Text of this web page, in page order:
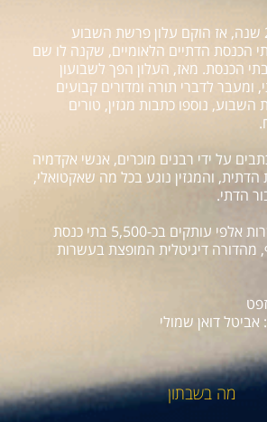
הכל התחיל לפני 25 שנה, אז הוקם עלון פרשת השבוע
הכנסת הדתיים הלאומיים, שקנה לו שם
הכנסת. מאז, העלון הפך לשבועון
ומעבר לדברי תורה ומדורים קבועים
נוספו כתבות מגזין, טורים
על ידי רבנים מוכרים, אנשי אקדמיה
הדתית, והמגזין נוגע בכל מה שאקטואלי,
הדתי.
השבועון מופץ בעשרות אלפי עותקים בכ-5,500 בתי כנסת
מהדורה דיגיטלית המופצת בעשרות
: אביטל דואן שמולי
מה בשבתון